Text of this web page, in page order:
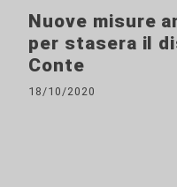
Nuove misure
per stasera il
Conte
18/10/2020